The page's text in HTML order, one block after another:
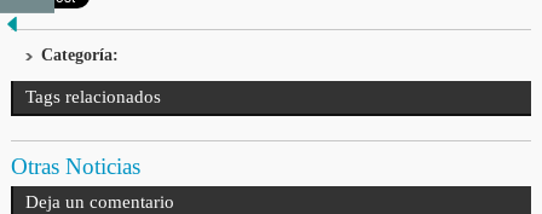
Categoría:
Tags relacionados
Otras Noticias
Deja un comentario